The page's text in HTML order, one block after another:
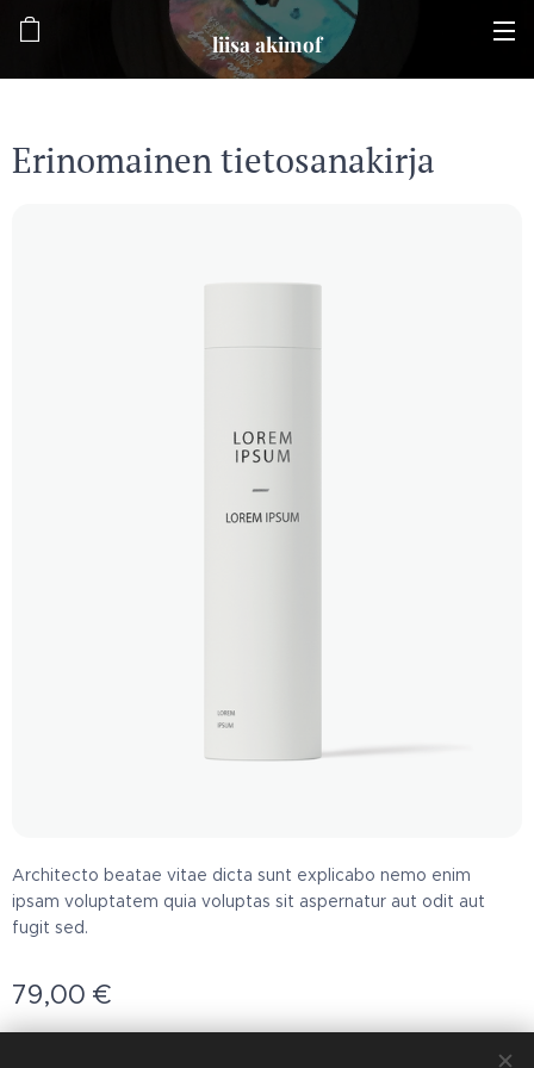
liisa akimof
Erinomainen tietosanakirja
Architecto beatae vitae dicta sunt explicabo nemo enim
ipsam voluptatem quia voluptas sit aspernatur aut odit aut
fugit sed.
79,00 €